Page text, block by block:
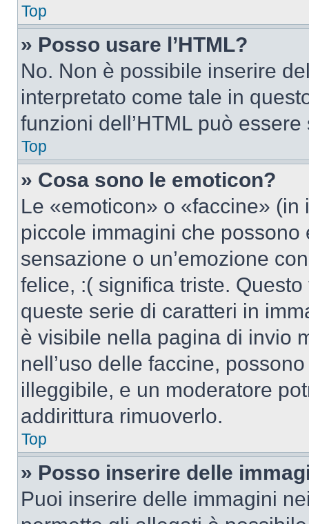
Top
» Posso usare l’HTML?
No. Non è possibile inserire
interpretato come tale in
funzioni dell’HTML può
Top
» Cosa sono le emoticon?
Le «emoticon» o «faccine»
piccole immagini che
sensazione o un’emozione
felice, :( significa triste.
queste serie di caratteri in
è visibile nella pagina di invio
nell’uso delle faccine,
illeggibile, e un moderatore
addirittura rimuoverlo.
Top
» Posso inserire delle
Puoi inserire delle immagini